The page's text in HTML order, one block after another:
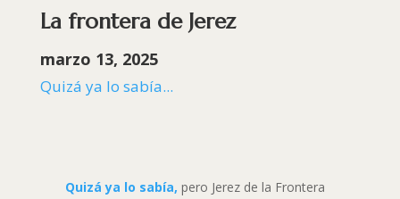
La frontera de Jerez
marzo 13, 2025
Quizá ya lo sabía...
Quizá ya lo sabía, pero Jerez de la Frontera